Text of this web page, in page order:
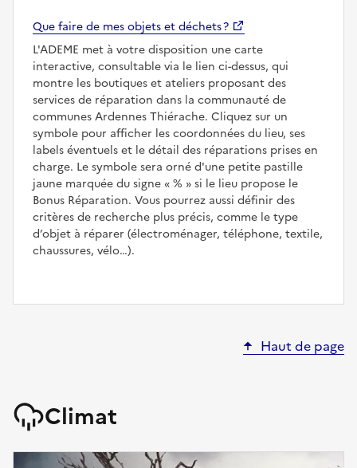
Que faire de mes objets et déchets ?
L'ADEME met à votre disposition une carte
interactive, consultable via le lien ci-dessus, qui
montre les boutiques et ateliers proposant des
services de réparation dans la communauté de
communes Ardennes Thiérache. Cliquez sur un
symbole pour afficher les coordonnées du lieu, ses
labels éventuels et le détail des réparations prises en
charge. Le symbole sera orné d'une petite pastille
jaune marquée du signe
%
si le lieu propose le
Bonus Réparation. Vous pourrez aussi définir des
critères de recherche plus précis, comme le type
d’objet à réparer (électroménager, téléphone, textile,
chaussures, vélo…).
Haut de page
Climat